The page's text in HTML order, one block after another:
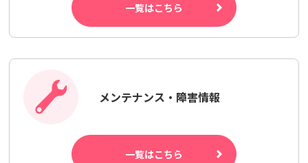
一覧はこちら
メンテナンス・障害情報
一覧はこちら